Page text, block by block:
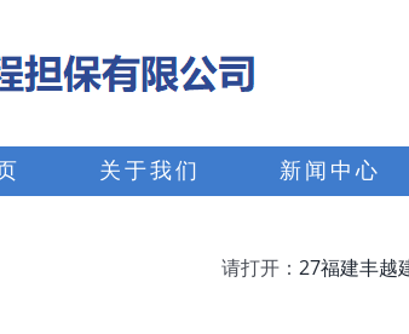
关于我们 新闻中心
请打开： 27福建丰越